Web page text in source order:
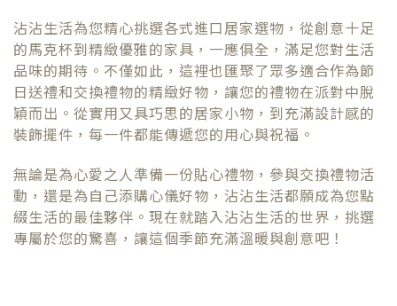
沾沾生活為您精心挑選各式進口居家選物，從創意十足
的馬克杯到精緻優雅的家具，一應俱全，滿足您對生活
品味的期待。不僅如此，這裡也匯聚了眾多適合作為節
日送禮和交換禮物的精緻好物，讓您的禮物在派對中脫
穎而出。從實用又具巧思的居家小物，到充滿設計感的
裝飾擺件，每一件都能傳遞您的用心與祝福。
無論是為心愛之人準備一份貼心禮物，參與交換禮物活
動，還是為自己添購心儀好物，沾沾生活都願成為您點
綴生活的最佳夥伴。現在就踏入沾沾生活的世界，挑選
專屬於您的驚喜，讓這個季節充滿溫暖與創意吧！